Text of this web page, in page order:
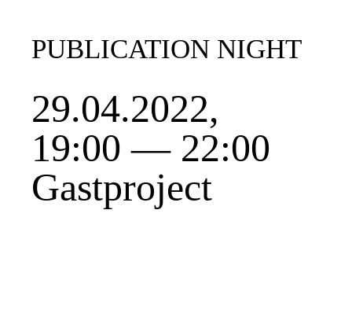
PUBLICATION NIGHT
29.04.2022,
19:00 — 22:00
Gastproject